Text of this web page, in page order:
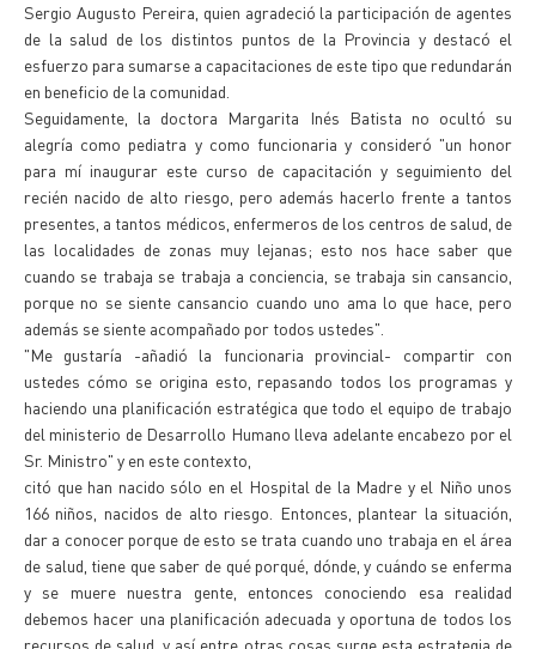
Sergio Augusto Pereira, quien agradeció la participación de agentes
de la salud de los distintos puntos de la Provincia y destacó el
esfuerzo para sumarse a capacitaciones de este tipo que redundarán
en beneficio de la comunidad.
Seguidamente, la doctora Margarita Inés Batista no ocultó su
alegría como pediatra y como funcionaria y consideró "un honor
para mí inaugurar este curso de capacitación y seguimiento del
recién nacido de alto riesgo, pero además hacerlo frente a tantos
presentes, a tantos médicos, enfermeros de los centros de salud, de
las localidades de zonas muy lejanas; esto nos hace saber que
cuando se trabaja se trabaja a conciencia, se trabaja sin cansancio,
porque no se siente cansancio cuando uno ama lo que hace, pero
además se siente acompañado por todos ustedes".
"Me gustaría -añadió la funcionaria provincial- compartir con
ustedes cómo se origina esto, repasando todos los programas y
haciendo una planificación estratégica que todo el equipo de trabajo
del ministerio de Desarrollo Humano lleva adelante encabezo por el
Sr. Ministro" y en este contexto,
citó que han nacido sólo en el Hospital de la Madre y el Niño unos
166 niños, nacidos de alto riesgo. Entonces, plantear la situación,
dar a conocer porque de esto se trata cuando uno trabaja en el área
de salud, tiene que saber de qué porqué, dónde, y cuándo se enferma
y se muere nuestra gente, entonces conociendo esa realidad
debemos hacer una planificación adecuada y oportuna de todos los
recursos de salud, y así entre otras cosas surge esta estrategia de